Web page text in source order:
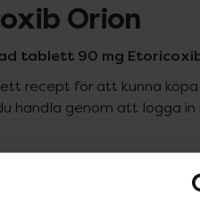
Orion
tablett 90 mg
recept för att kunna
handla genom att logga
Pris med
Högkostnadsskyddet